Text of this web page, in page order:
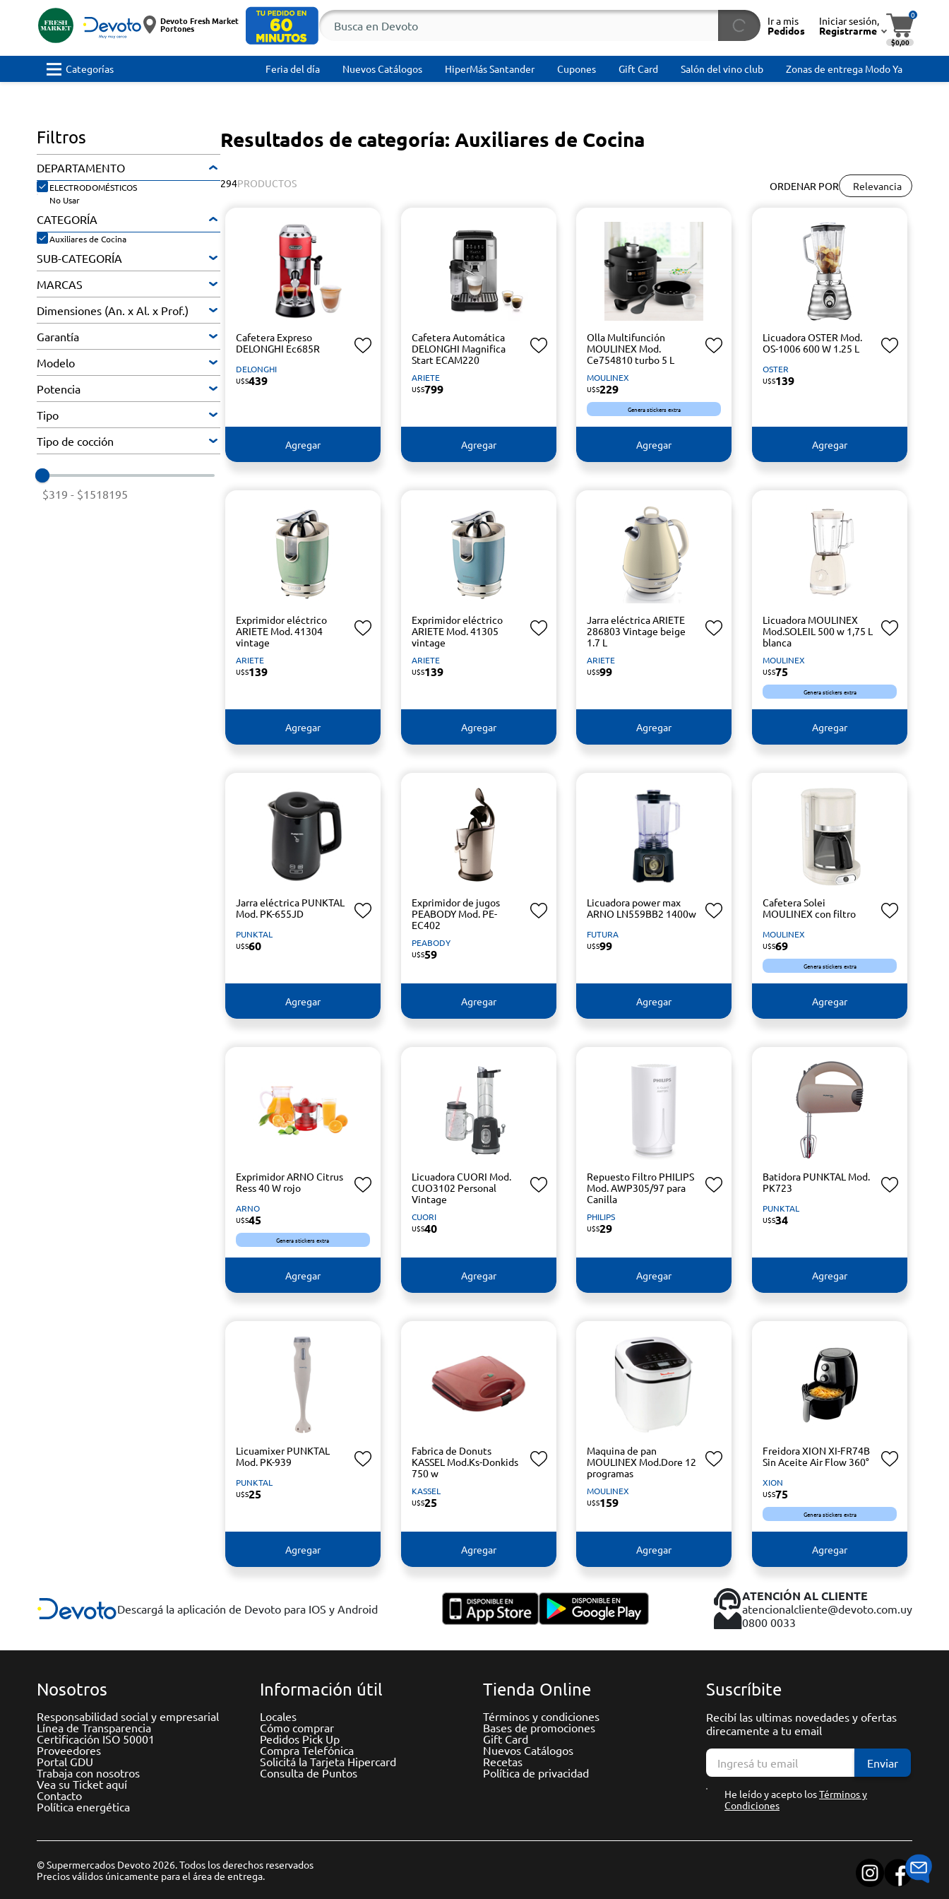
Devoto Fresh Market
Portones
Ir a mis
Pedidos
Iniciar sesión,
Registrarme
0
$0,00
Categorías Feria del día Nuevos Catálogos HiperMás Santander Cupones Gift Card Salón del vino club Zonas de entrega Modo Ya
Filtros
DEPARTAMENTO
ELECTRODOMÉSTICOS
No Usar
CATEGORÍA
Auxiliares de Cocina
SUB-CATEGORÍA
MARCAS
Dimensiones (An. x Al. x Prof.)
Garantía
Modelo
Potencia
Tipo
Tipo de cocción
$319 - $1518195
Resultados de categoría: Auxiliares de Cocina
ORDENAR POR Relevancia
294PRODUCTOS
Cafetera Expreso
DELONGHI Ec685R
DELONGHI
U$S439
Agregar
Cafetera Automática
DELONGHI Magnifica
Start ECAM220
ARIETE
U$S799
Agregar
Olla Multifunción
MOULINEX Mod.
Ce754810 turbo 5 L
MOULINEX
U$S229
Genera stickers extra
Agregar
Licuadora OSTER Mod.
OS-1006 600 W 1.25 L
OSTER
U$S139
Agregar
Exprimidor eléctrico
ARIETE Mod. 41304
vintage
ARIETE
U$S139
Agregar
Exprimidor eléctrico
ARIETE Mod. 41305
vintage
ARIETE
U$S139
Agregar
Jarra eléctrica ARIETE
286803 Vintage beige
1.7 L
ARIETE
U$S99
Agregar
Licuadora MOULINEX
Mod.SOLEIL 500 w 1,75 L
blanca
MOULINEX
U$S75
Genera stickers extra
Agregar
Jarra eléctrica PUNKTAL
Mod. PK-655JD
PUNKTAL
U$S60
Agregar
Exprimidor de jugos
PEABODY Mod. PE-
EC402
PEABODY
U$S59
Agregar
Licuadora power max
ARNO LN559BB2 1400w
FUTURA
U$S99
Agregar
Cafetera Solei
MOULINEX con filtro
MOULINEX
U$S69
Genera stickers extra
Agregar
Exprimidor ARNO Citrus
Ress 40 W rojo
ARNO
U$S45
Genera stickers extra
Agregar
Licuadora CUORI Mod.
CUO3102 Personal
Vintage
CUORI
U$S40
Agregar
Repuesto Filtro PHILIPS
Mod. AWP305/97 para
Canilla
PHILIPS
U$S29
Agregar
Batidora PUNKTAL Mod.
PK723
PUNKTAL
U$S34
Agregar
Licuamixer PUNKTAL
Mod. PK-939
PUNKTAL
U$S25
Agregar
Fabrica de Donuts
KASSEL Mod.Ks-Donkids
750 w
KASSEL
U$S25
Agregar
Maquina de pan
MOULINEX Mod.Dore 12
programas
MOULINEX
U$S159
Agregar
Freidora XION XI-FR74B
Sin Aceite Air Flow 360°
XION
U$S75
Genera stickers extra
Agregar
Descargá la aplicación de Devoto para IOS y Android
ATENCIÓN AL CLIENTE
atencionalcliente@devoto.com.uy
0800 0033
Nosotros
Responsabilidad social y empresarial
Línea de Transparencia
Certificación ISO 50001
Proveedores
Portal GDU
Trabaja con nosotros
Vea su Ticket aquí
Contacto
Política energética
Información útil
Locales
Cómo comprar
Pedidos Pick Up
Compra Telefónica
Solicitá la Tarjeta Hipercard
Consulta de Puntos
Tienda Online
Términos y condiciones
Bases de promociones
Gift Card
Nuevos Catálogos
Recetas
Política de privacidad
Suscríbite
Recibí las ultimas novedades y ofertas
direcamente a tu email
Enviar
He leído y acepto losTérminos y
Condiciones
© Supermercados Devoto 2026. Todos los derechos reservados
Precios válidos únicamente para el área de entrega.